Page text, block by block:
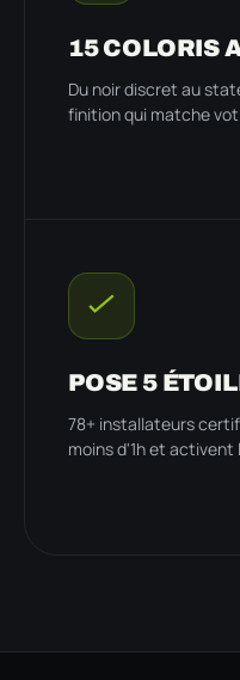
15 COLORIS
Du noir discret au
finition qui matche
POSE 5
78+ installateurs
moins d'1h et activent